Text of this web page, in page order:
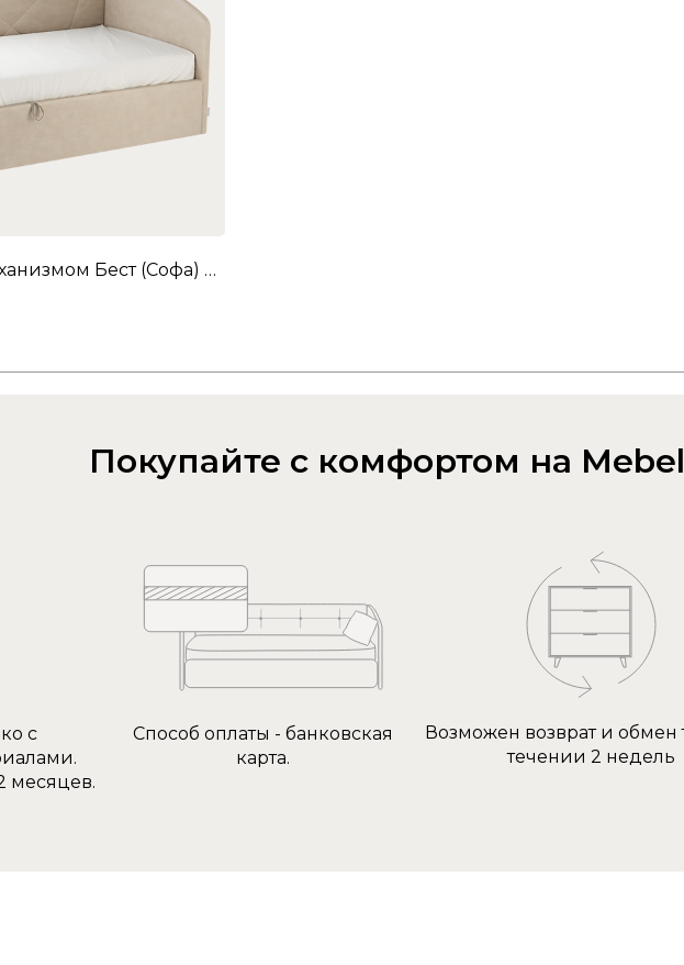
Кровать с подъемным механизмом Бест (Софа) 90х200 см (капучино (велюр))
Покупайте с комфортом на
с
месяцев.
Способ оплаты - банковская
карта.
Возможен возврат и обмен
течении 2 недель